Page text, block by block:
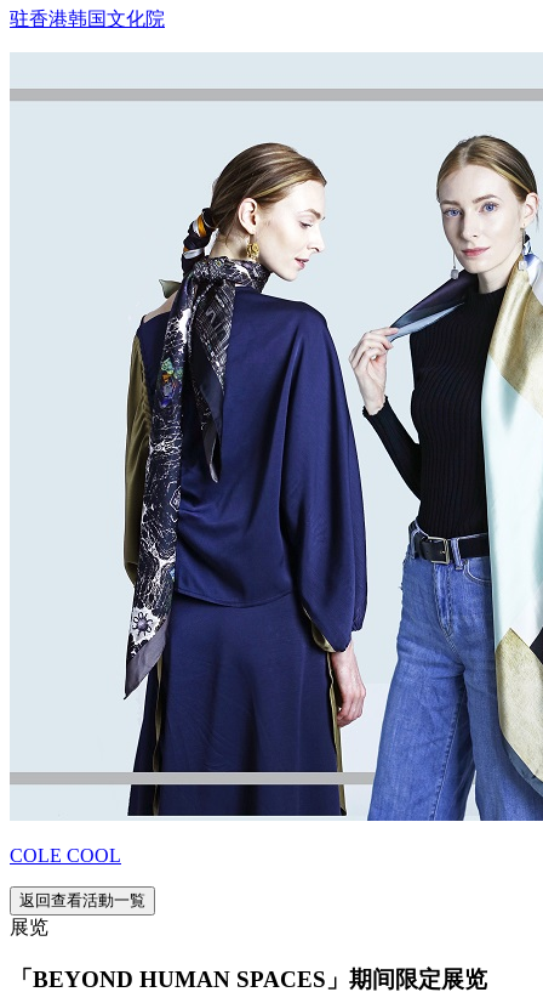
驻香港韩国文化院
COLE COOL
返回查看活動一覧
展览
「BEYOND HUMAN SPACES」期间限定展览